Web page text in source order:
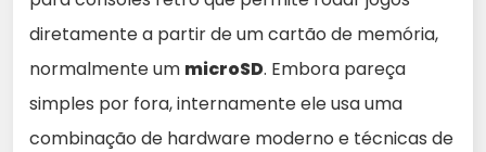
diretamente a partir de um cartão de memória,
normalmente um microSD. Embora pareça
simples por fora, internamente ele usa uma
combinação de hardware moderno e técnicas de